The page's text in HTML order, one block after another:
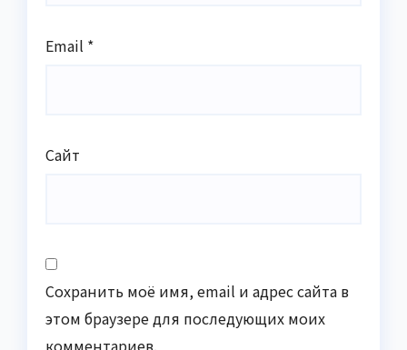
Email *
Сайт
Сохранить моё имя, email и адрес сайта в
этом браузере для последующих моих
комментариев.